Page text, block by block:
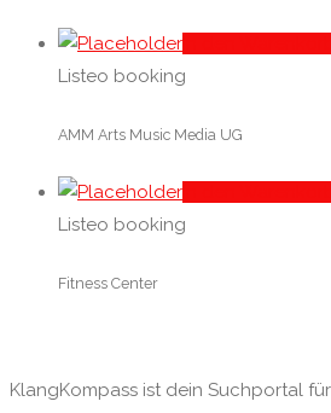
Listeo booking
AMM Arts Music Media UG
Listeo booking
Fitness Center
KlangKompass ist dein Suchportal